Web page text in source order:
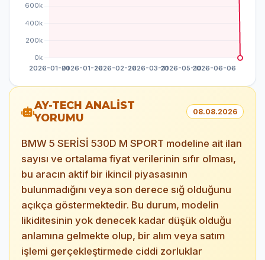
AY-TECH ANALİST
YORUMU
08.08.2026
BMW 5 SERİSİ 530D M SPORT modeline ait ilan
sayısı ve ortalama fiyat verilerinin sıfır olması,
bu aracın aktif bir ikincil piyasasının
bulunmadığını veya son derece sığ olduğunu
açıkça göstermektedir. Bu durum, modelin
likiditesinin yok denecek kadar düşük olduğu
anlamına gelmekte olup, bir alım veya satım
işlemi gerçekleştirmede ciddi zorluklar